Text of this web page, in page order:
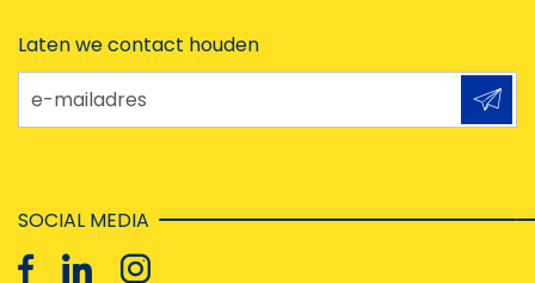
Laten we contact houden
e-mailadres
SOCIAL MEDIA